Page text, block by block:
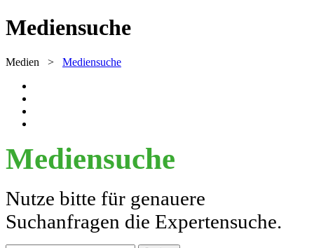
Mediensuche
Medien > Mediensuche
Mediensuche
Nutze bitte für genauere
Suchanfragen die Expertensuche.